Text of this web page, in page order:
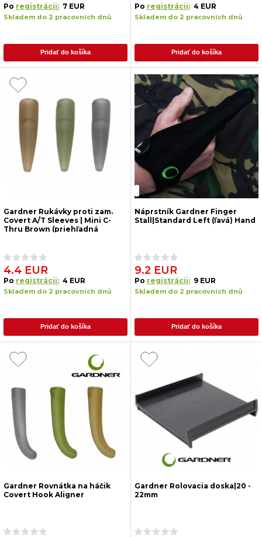
Po registrácii: 7 EUR
Skladem do 2 pracovních dnů
Pridať do košíka
Po registrácii: 4 EUR
Skladem do 2 pracovních dnů
Pridať do košíka
Gardner Rukávky proti zam.
Covert A/T Sleeves | Mini C-
Thru Brown (priehľadná
4.4 EUR
Po registrácii: 4 EUR
Skladem do 2 pracovních dnů
Pridať do košíka
Náprstník Gardner Finger
Stall|Standard Left (ľavá) Hand
9.2 EUR
Po registrácii: 9 EUR
Skladem do 2 pracovních dnů
Pridať do košíka
Gardner Rovnátka na háčik
Covert Hook Aligner
Gardner Rolovacia doska|20 -
22mm